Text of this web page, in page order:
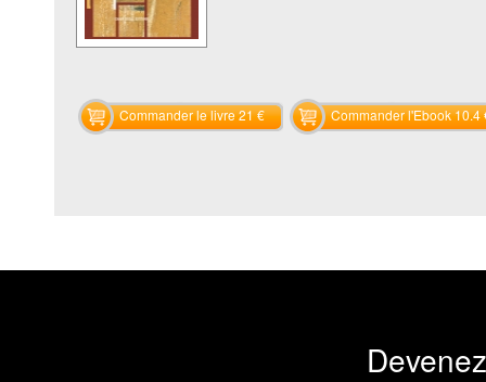
Commander le livre 21 € Commander l'Ebook 10.4